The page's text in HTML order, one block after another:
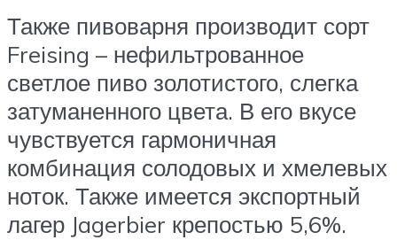
Также пивоварня производит сорт
Freising – нефильтрованное
светлое пиво золотистого, слегка
затуманенного цвета. В его вкусе
чувствуется гармоничная
комбинация солодовых и хмелевых
ноток. Также имеется экспортный
лагер Jagerbier крепостью 5,6%.